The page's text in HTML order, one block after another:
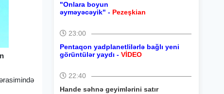
"Onlara boyun
əyməyəcəyik" - Pezeşkian
23:00
Pentaqon yadplanetlilərlə bağlı yeni
görüntülər yaydı - VİDEO
22:40
Hande səhnə geyimlərini satır